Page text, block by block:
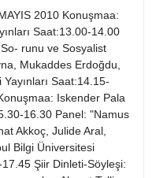
2010 Konuşmaa:
Saat:13.00-14.00
runu ve Sosyalist
Mukaddes Erdoğdu,
Saat:14.15-
Iskender Pala
16.30 Panel: "Namus
Akkoç, Julide Aral,
Bilgi Üniversitesi
17.45 Şiir Dinleti-Söyleşi: